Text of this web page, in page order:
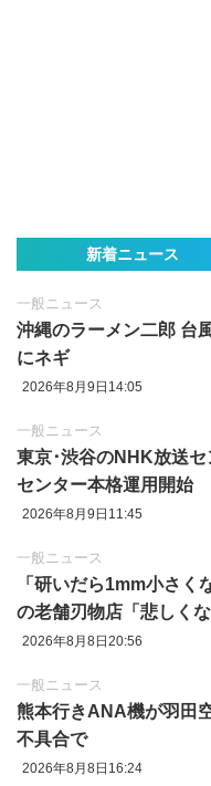
新着ニュース
一般ニュース
沖縄のラーメン二郎 台
にネギ
2026年8月9日14:05
一般ニュース
東京‪･‬渋谷のNHK放送
センター本格運用開始
2026年8月9日11:45
一般ニュース
「研いだら1mm小さく
の老舗刃物店「悲しくな
2026年8月8日20:56
一般ニュース
熊本行きANA機が羽田
不具合で
2026年8月8日16:24